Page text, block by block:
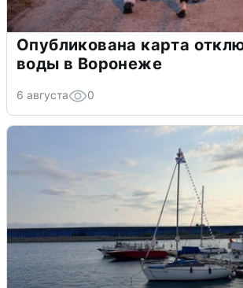
Опубликована карта
воды в Воронеже
6 августа 0